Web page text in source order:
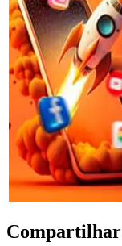
Compartilhar